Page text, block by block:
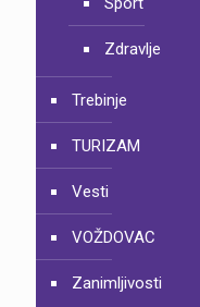
Zdravlje
Trebinje
TURIZAM
Vesti
VOŽDOVAC
Zanimljivosti